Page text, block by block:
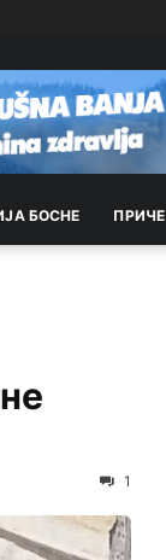
БОСНЕ ПРИЧЕ
1